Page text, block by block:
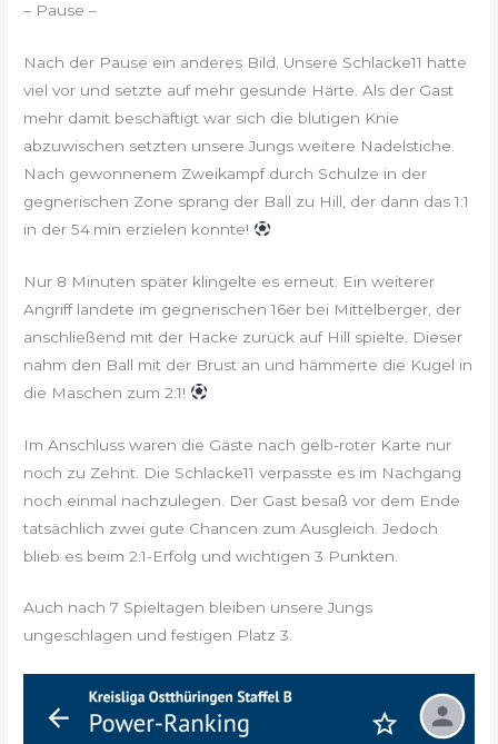
– Pause –
Nach der Pause ein anderes Bild. Unsere Schlacke11 hatte
viel vor und setzte auf mehr gesunde Härte. Als der Gast
mehr damit beschäftigt war sich die blutigen Knie
abzuwischen setzten unsere Jungs weitere Nadelstiche.
Nach gewonnenem Zweikampf durch Schulze in der
gegnerischen Zone sprang der Ball zu Hill, der dann das 1:1
in der 54.min erzielen konnte!
Nur 8 Minuten später klingelte es erneut. Ein weiterer
Angriff landete im gegnerischen 16er bei Mittelberger, der
anschließend mit der Hacke zurück auf Hill spielte. Dieser
nahm den Ball mit der Brust an und hämmerte die Kugel in
die Maschen zum 2:1!
Im Anschluss waren die Gäste nach gelb-roter Karte nur
noch zu Zehnt. Die Schlacke11 verpasste es im Nachgang
noch einmal nachzulegen. Der Gast besaß vor dem Ende
tatsächlich zwei gute Chancen zum Ausgleich. Jedoch
blieb es beim 2:1-Erfolg und wichtigen 3 Punkten.
Auch nach 7 Spieltagen bleiben unsere Jungs
ungeschlagen und festigen Platz 3.